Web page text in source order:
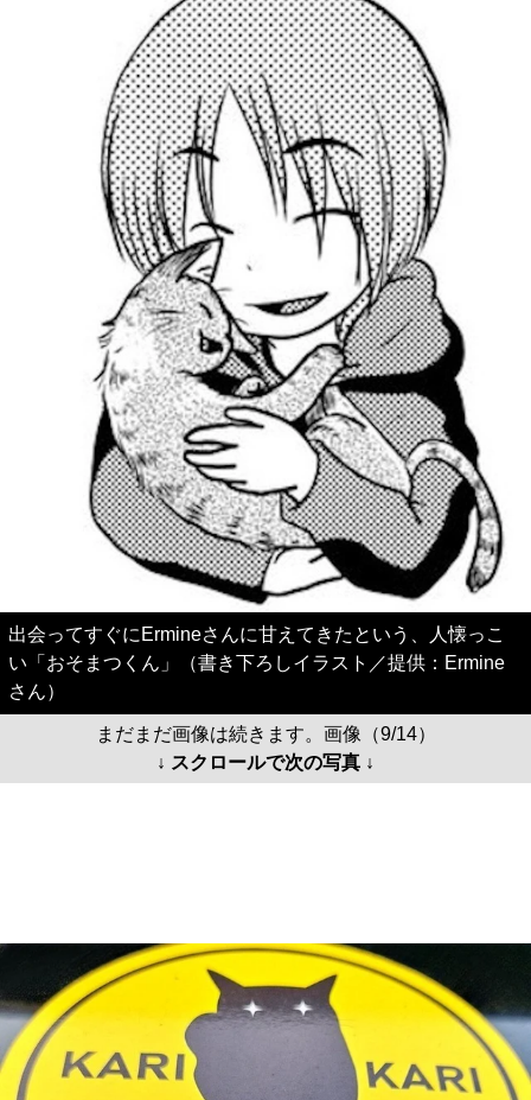
出会ってすぐにErmineさんに甘えてきたという、人懐っこ
い「おそまつくん」（書き下ろしイラスト／提供：Ermine
さん）
まだまだ画像は続きます。画像（9/14）
↓ スクロールで次の写真 ↓